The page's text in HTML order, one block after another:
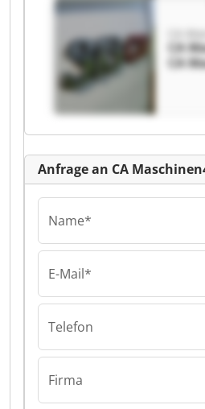
CA
CA
CA
Anfrage an CA
Name*
E-Mail*
Telefon
Firma